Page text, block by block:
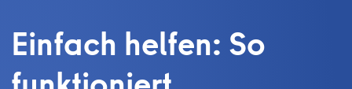
Einfach helfen: So